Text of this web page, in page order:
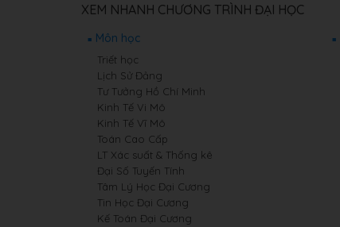
XEM NHANH CHƯƠNG TRÌNH ĐẠI HỌC
Môn học
Triết học
Lịch Sử Đảng
Tư Tưởng Hồ Chí Minh
Kinh Tế Vi Mô
Kinh Tế Vĩ Mô
Toán Cao Cấp
LT Xác suất & Thống kê
Đại Số Tuyến Tính
Tâm Lý Học Đại Cương
Tin Học Đại Cương
Kế Toán Đại Cương